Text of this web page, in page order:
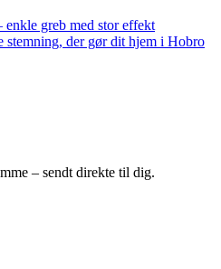
greb med stor effekt
stemning, der gør dit hjem i Hobro
– sendt direkte til dig.